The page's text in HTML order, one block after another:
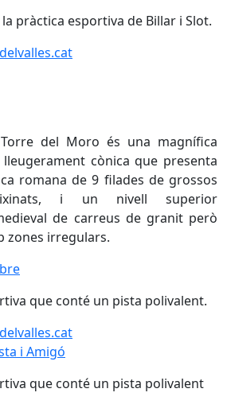
pràctica esportiva de Billar i Slot.
del Moro és una magnífica
cònica que presenta
romana de 9 filades de grossos
i un nivell superior
de carreus de granit però
zones irregulars.
que conté un pista polivalent.
i Amigó
i Amigó
que conté un pista polivalent